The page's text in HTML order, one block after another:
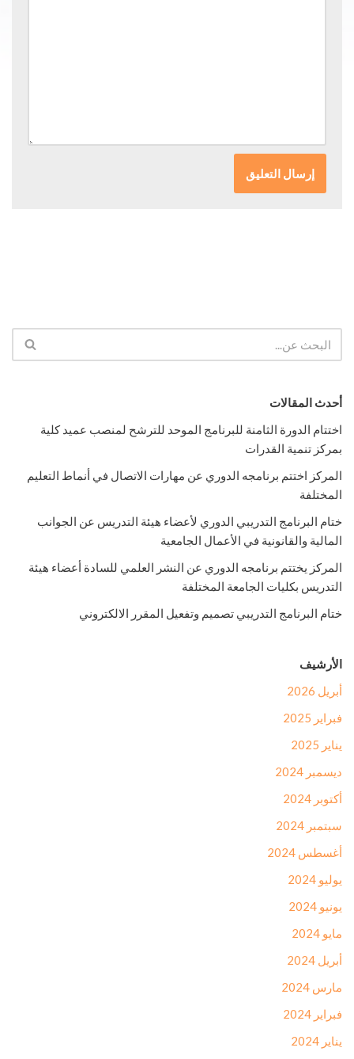
أحدث المقالات
اختتام الدورة الثامنة للبرنامج الموحد للترشح لمنصب عميد كلية
بمركز تنمية القدرات
المركز اختتم برنامجه الدوري عن مهارات الاتصال في أنماط التعليم
المختلفة
ختام البرنامج التدريبي الدوري لأعضاء هيئة التدريس عن الجوانب
المالية والقانونية في الأعمال الجامعية
المركز يختتم برنامجه الدوري عن النشر العلمي للسادة أعضاء هيئة
التدريس بكليات الجامعة المختلفة
ختام البرنامج التدريبي تصميم وتفعيل المقرر الالكتروني
الأرشيف
أبريل 2026
فبراير 2025
يناير 2025
ديسمبر 2024
أكتوبر 2024
سبتمبر 2024
أغسطس 2024
يوليو 2024
يونيو 2024
مايو 2024
أبريل 2024
مارس 2024
فبراير 2024
يناير 2024